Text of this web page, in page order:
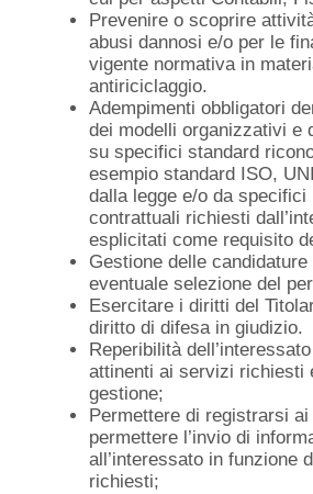
Prevenire o scoprire
abusi dannosi e/o per le
vigente normativa in
antiriciclaggio.
Adempimenti obbligatori
dei modelli organizzativi e
su specifici standard
esempio standard ISO,
dalla legge e/o da specifici
contrattuali richiesti
esplicitati come requisito
Gestione delle
eventuale selezione del
Esercitare i diritti del
diritto di difesa in giudizio.
Reperibilità
attinenti ai servizi richiesti
gestione;
Permettere di registrarsi
permettere l’invio di
all’interessato in funzione
richiesti;